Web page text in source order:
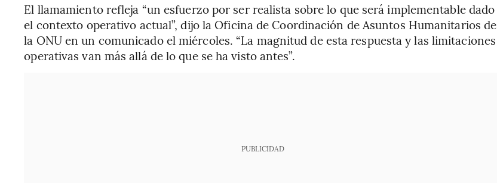
El llamamiento refleja “un esfuerzo por ser realista sobre lo que será implementable dado
el contexto operativo actual”, dijo la Oficina de Coordinación de Asuntos Humanitarios de
la ONU en un comunicado el miércoles. “La magnitud de esta respuesta y las limitaciones
operativas van más allá de lo que se ha visto antes”.
PUBLICIDAD